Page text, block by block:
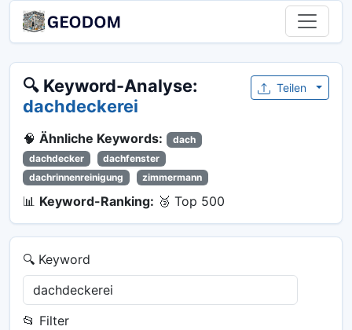
🔍 Keyword-Analyse:
dachdeckerei
🧠 Ähnliche Keywords:
dach
dachdecker
dachfenster
dachrinnenreinigung
zimmermann
📊 Keyword-Ranking: 🥉 Top 500
Teilen
🔍 Keyword
📂 Filter